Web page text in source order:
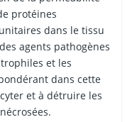
protéines
dans le tissu
agents pathogènes
et les
dans cette
et à détruire les